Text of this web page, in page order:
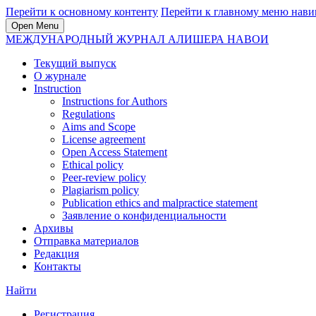
Перейти к основному контенту Перейти к главному меню
Open Menu
МЕЖДУНАРОДНЫЙ ЖУРНАЛ АЛИШЕРА НАВОИ
Текущий выпуск
О журнале
Instruction
Instructions for Authors
Regulations
Aims and Scope
License agreement
Open Access Statement
Ethical policy
Peer-review policy
Plagiarism policy
Publication ethics and malpractice statement
Заявление о конфиденциальности
Архивы
Отправка материалов
Редакция
Контакты
Найти